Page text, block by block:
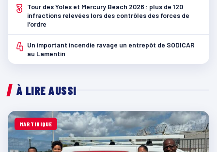
3
Tour des Yoles et Mercury Beach 2026 : plus de 120
infractions relevées lors des contrôles des forces de
l’ordre
4 Un important incendie ravage un entrepôt de SODICAR
au Lamentin
À LIRE AUSSI
MARTINIQUE